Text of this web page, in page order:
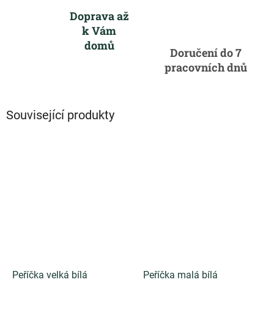
Doprava až
k Vám
domů
Doručení do 7
pracovních dnů
Související produkty
Peříčka velká bílá Peříčka malá bílá